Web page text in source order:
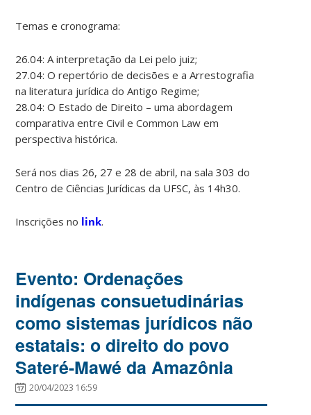
Temas e cronograma:
26.04: A interpretação da Lei pelo juiz;
27.04: O repertório de decisões e a Arrestografia
na literatura jurídica do Antigo Regime;
28.04: O Estado de Direito – uma abordagem
comparativa entre Civil e Common Law em
perspectiva histórica.
Será nos dias 26, 27 e 28 de abril, na sala 303 do
Centro de Ciências Jurídicas da UFSC, às 14h30.
Inscrições no link.
Evento: Ordenações
indígenas consuetudinárias
como sistemas jurídicos não
estatais: o direito do povo
Sateré-Mawé da Amazônia
20/04/2023 16:59